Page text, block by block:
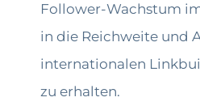
Follower-Wachstum
in die Reichweite und
internationalen
zu erhalten.